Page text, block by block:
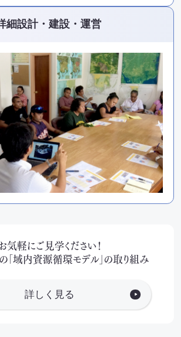
細設計・建設・運営
気軽にご見学ください！
「域内資源循環モデル」の取り組み
詳しく見る